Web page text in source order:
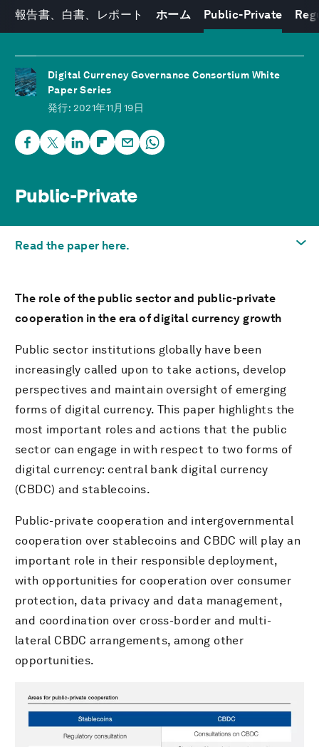
報告書、白書、レポート ホーム Public-Private
Digital Currency Governance Consortium White
Paper Series
発行: 2021年11月19日
Public-Private
Read the paper here.
Read the paper here.
PDFをダウンロード
The role of the public sector and public-private
cooperation in the era of digital currency growth
Public sector institutions globally have been
increasingly called upon to take actions, develop
perspectives and maintain oversight of emerging
forms of digital currency. This paper highlights the
most important roles and actions that the public
sector can engage in with respect to two forms of
digital currency: central bank digital currency
(CBDC) and stablecoins.
Public-private cooperation and intergovernmental
cooperation over stablecoins and CBDC will play an
important role in their responsible deployment,
with opportunities for cooperation over consumer
protection, data privacy and data management,
and coordination over cross-border and multi-
lateral CBDC arrangements, among other
opportunities.